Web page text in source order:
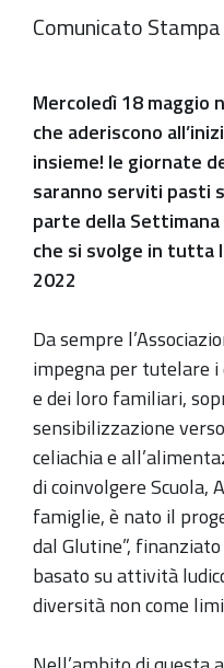
Comunicato
Mercoledì 18 maggio
che aderiscono
insieme! le giornate
saranno serviti pasti
parte della Settimana
che si svolge in tutta
2022
Da sempre
impegna per tutelare
e dei loro familiari,
sensibilizzazione
celiachia e
di coinvolgere Scuola,
famiglie, è nato il
dal Glutine”,
basato su attività
diversità non come